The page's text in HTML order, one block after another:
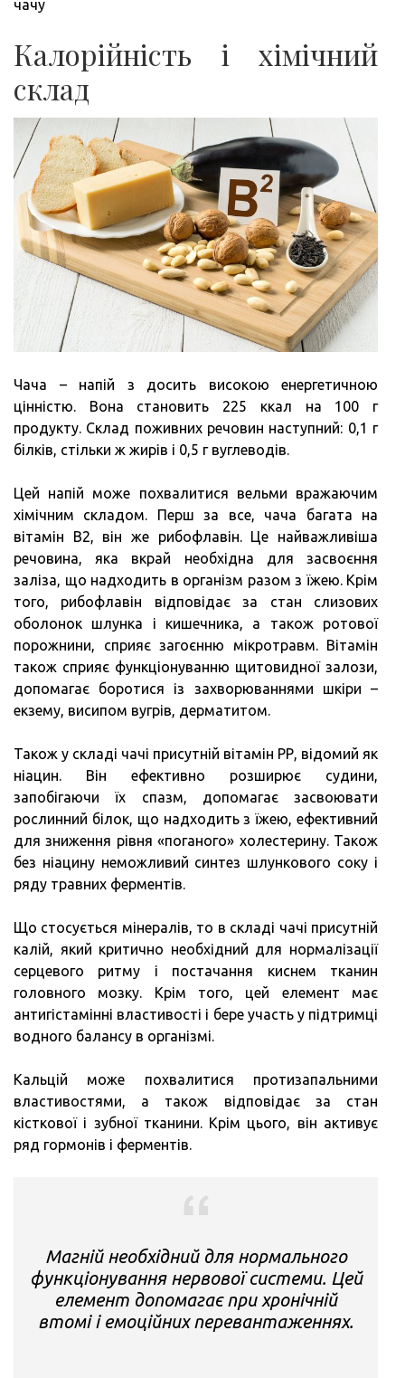
чачу
Калорійність і хімічний
склад
Чача – напій з досить високою енергетичною
цінністю. Вона становить 225 ккал на 100 г
продукту. Склад поживних речовин наступний: 0,1 г
білків, стільки ж жирів і 0,5 г вуглеводів.
Цей напій може похвалитися вельми вражаючим
хімічним складом. Перш за все, чача багата на
вітамін В2, він же рибофлавін. Це найважливіша
речовина, яка вкрай необхідна для засвоєння
заліза, що надходить в організм разом з їжею. Крім
того, рибофлавін відповідає за стан слизових
оболонок шлунка і кишечника, а також ротової
порожнини, сприяє загоєнню мікротравм. Вітамін
також сприяє функціонуванню щитовидної залози,
допомагає боротися із захворюваннями шкіри –
екзему, висипом вугрів, дерматитом.
Також у складі чачі присутній вітамін РР, відомий як
ніацин. Він ефективно розширює судини,
запобігаючи їх спазм, допомагає засвоювати
рослинний білок, що надходить з їжею, ефективний
для зниження рівня «поганого» холестерину. Також
без ніацину неможливий синтез шлункового соку і
ряду травних ферментів.
Що стосується мінералів, то в складі чачі присутній
калій, який критично необхідний для нормалізації
серцевого ритму і постачання киснем тканин
головного мозку. Крім того, цей елемент має
антигістамінні властивості і бере участь у підтримці
водного балансу в організмі.
Кальцій може похвалитися протизапальними
властивостями, а також відповідає за стан
кісткової і зубної тканини. Крім цього, він активує
ряд гормонів і ферментів.
Магній необхідний для нормального
функціонування нервової системи. Цей
елемент допомагає при хронічній
втомі і емоційних перевантаженнях.